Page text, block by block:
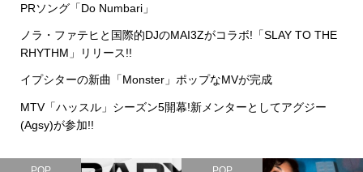
PRソング「Do Numbari」
ノラ・ファテヒと国際的DJのMAI3Zがコラボ!「SLAY TO THE
RHYTHM」リリース!!
イプシターの新曲「Monster」ポップなMVが完成
MTV「ハッスル」シーズン5開幕!新メンターとしてアグジー
(Agsy)が参加!!